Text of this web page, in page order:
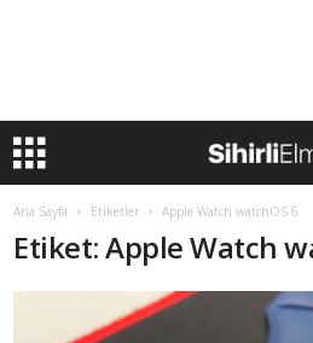
Ana Sayfa Etiketler Apple Watch watchOS 6
Etiket: Apple Watch